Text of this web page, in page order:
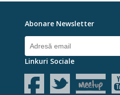
Abonare Newsletter
Linkuri Sociale